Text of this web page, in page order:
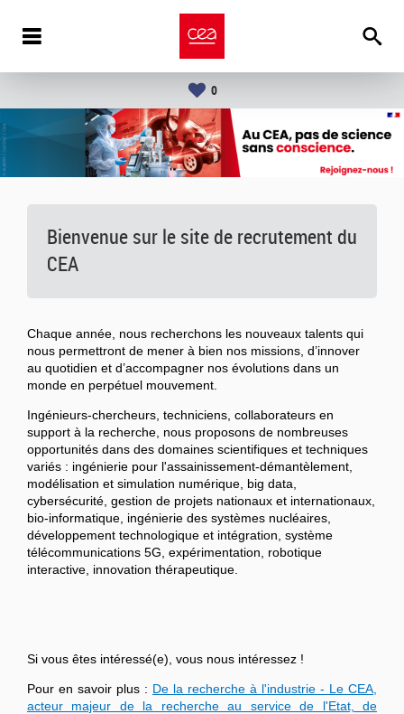
0
Bienvenue sur le site de recrutement du
CEA
Chaque année, nous recherchons les nouveaux talents qui
nous permettront de mener à bien nos missions, d’innover
au quotidien et d’accompagner nos évolutions dans un
monde en perpétuel mouvement.
Ingénieurs-chercheurs, techniciens, collaborateurs en
support à la recherche, nous proposons de nombreuses
opportunités dans des domaines scientifiques et techniques
variés : ingénierie pour l'assainissement-démantèlement,
modélisation et simulation numérique, big data,
cybersécurité, gestion de projets nationaux et internationaux,
bio-informatique, ingénierie des systèmes nucléaires,
développement technologique et intégration, système
télécommunications 5G, expérimentation, robotique
interactive, innovation thérapeutique.
Si vous êtes intéressé(e), vous nous intéressez !
Pour en savoir plus : De la recherche à l'industrie - Le CEA,
acteur majeur de la recherche au service de l'Etat, de